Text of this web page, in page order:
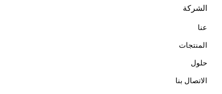
الشركة
عنا
المنتجات
حلول
الاتصال بنا